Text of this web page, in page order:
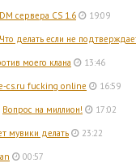
сервера CS 1.6 19:09
Что делать если не
моего клана 13:46
cs.ru fucking online 16:59
Вопрос на миллион! 17:02
мувики делать 23:22
00:57